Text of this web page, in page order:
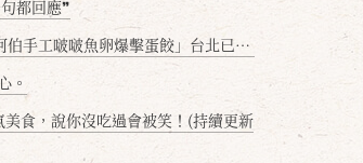
都回應❞
台北已被搶爆2萬顆，最後名額門前隱味只留給你！🥟💥
。
食，說你沒吃過會被笑！(持續更新